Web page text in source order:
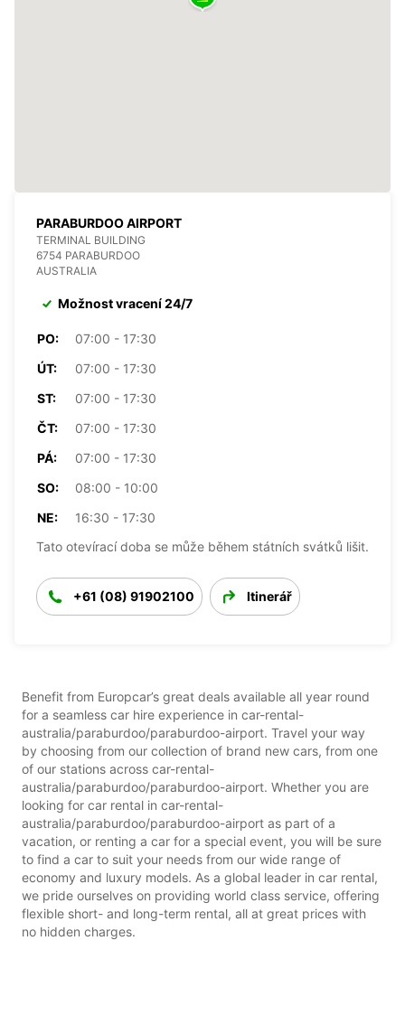
PARABURDOO AIRPORT
TERMINAL BUILDING
6754 PARABURDOO
AUSTRALIA
Možnost vracení 24/7
PO:
07:00 - 17:30
ÚT:
07:00 - 17:30
ST:
07:00 - 17:30
ČT:
07:00 - 17:30
PÁ:
07:00 - 17:30
SO:
08:00 - 10:00
NE:
16:30 - 17:30
Tato otevírací doba se může během státních svátků lišit.
+61 (08) 91902100 Itinerář
Benefit from Europcar’s great deals available all year round
for a seamless car hire experience in car-rental-
australia/paraburdoo/paraburdoo-airport. Travel your way
by choosing from our collection of brand new cars, from one
of our stations across car-rental-
australia/paraburdoo/paraburdoo-airport. Whether you are
looking for car rental in car-rental-
australia/paraburdoo/paraburdoo-airport as part of a
vacation, or renting a car for a special event, you will be sure
to find a car to suit your needs from our wide range of
economy and luxury models. As a global leader in car rental,
we pride ourselves on providing world class service, offering
flexible short- and long-term rental, all at great prices with
no hidden charges.